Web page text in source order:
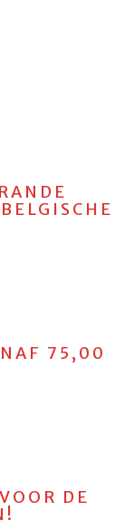
75,00
DE